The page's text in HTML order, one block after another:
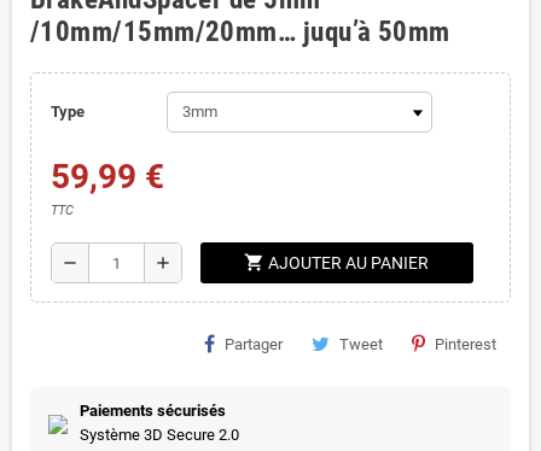
/10mm/15mm/20mm… juqu’à 50mm
Type
59,99 €
TTC
remove add shopping_cart AJOUTER AU PANIER
Partager Tweet Pinterest
Paiements sécurisés
Système 3D Secure 2.0